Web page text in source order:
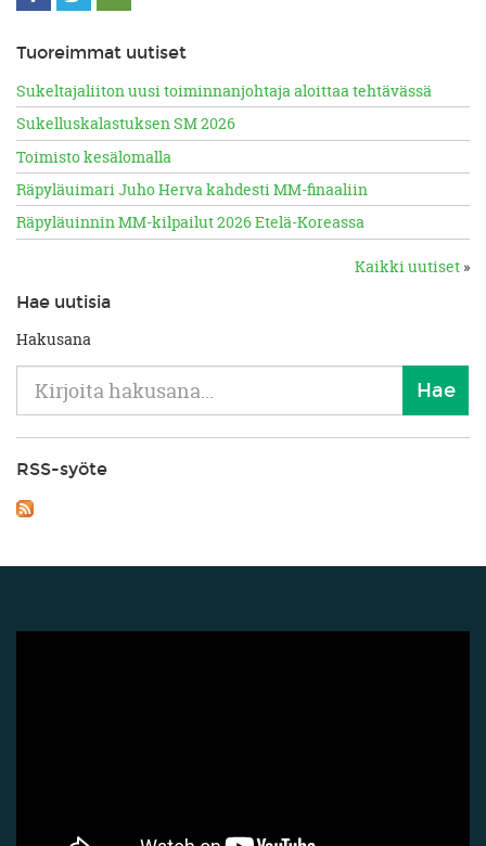
Tuoreimmat uutiset
Sukeltajaliiton uusi toiminnanjohtaja aloittaa tehtävässä
Sukelluskalastuksen SM 2026
Toimisto kesälomalla
Räpyläuimari Juho Herva kahdesti MM-finaaliin
Räpyläuinnin MM-kilpailut 2026 Etelä-Koreassa
Kaikki uutiset »
Hae uutisia
Hakusana
RSS-syöte